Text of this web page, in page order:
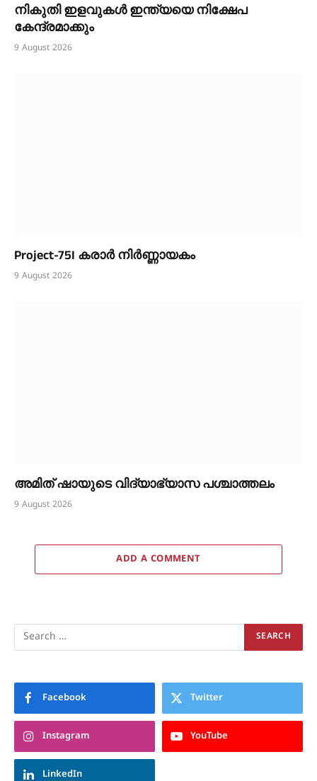
നികുതി ഇളവുകൾ ഇന്ത്യയെ നിക്ഷേപ
കേന്ദ്രമാക്കും
9 August 2026
Project-75I കരാർ നിർണ്ണായകം
9 August 2026
അമിത് ഷായുടെ വിദ്യാഭ്യാസ പശ്ചാത്തലം
9 August 2026
ADD A COMMENT
Facebook Twitter
Instagram YouTube
LinkedIn